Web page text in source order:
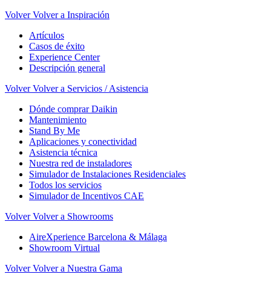
Volver Volver a Inspiración
Artículos
Casos de éxito
Experience Center
Descripción general
Volver Volver a Servicios / Asistencia
Dónde comprar Daikin
Mantenimiento
Stand By Me
Aplicaciones y conectividad
Asistencia técnica
Nuestra red de instaladores
Simulador de Instalaciones Residenciales
Todos los servicios
Simulador de Incentivos CAE
Volver Volver a Showrooms
AireXperience Barcelona & Málaga
Showroom Virtual
Volver Volver a Nuestra Gama